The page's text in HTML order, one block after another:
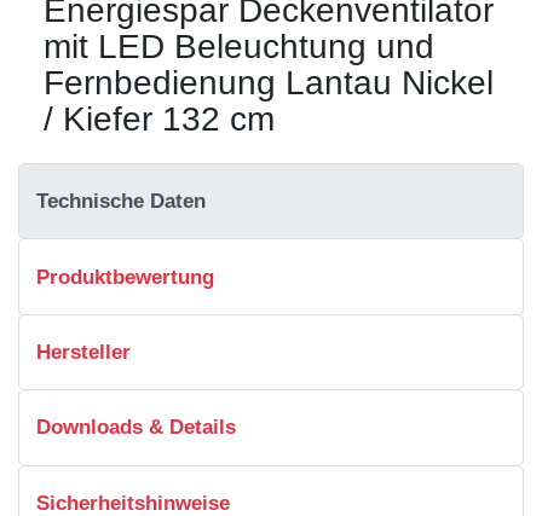
Energiespar Deckenventilator
mit LED Beleuchtung und
Fernbedienung Lantau Nickel
/ Kiefer 132 cm
Technische Daten
Produktbewertung
Hersteller
Downloads & Details
Sicherheitshinweise